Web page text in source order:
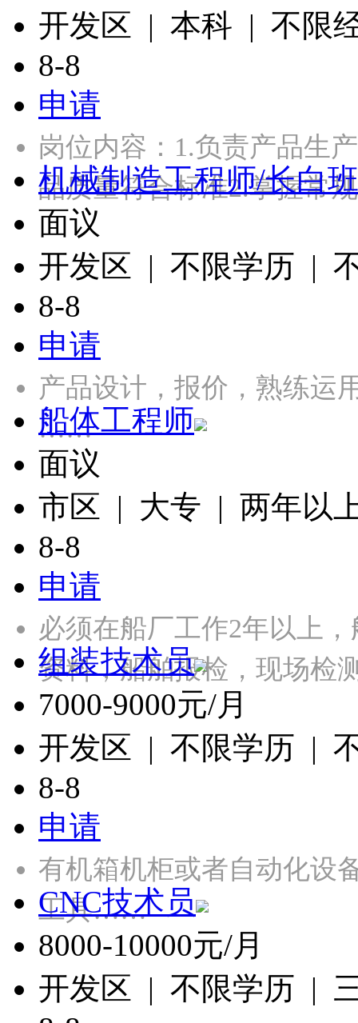
开发区 | 本科 | 不限
8-8
申请
岗位内容：1.负责产品生
品质量符合标准2.掌握常
机械制造工程师/长白班
面议
开发区 | 不限学历 |
8-8
申请
产品设计，报价，熟练运
……
船体工程师
面议
市区 | 大专 | 两年以
8-8
申请
必须在船厂工作2年以上
资料，船舶报检，现场
组装技术员
7000-9000元/月
开发区 | 不限学历 |
8-8
申请
有机箱机柜或者自动化设
工具……
CNC技术员
8000-10000元/月
开发区 | 不限学历 |